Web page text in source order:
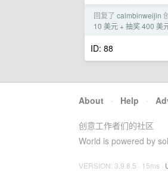
回复了 calmbinweijin
10 美元 + 抽奖 400 美
ID: 88
About · Help ·
创意工作者们的社区
World is powered by
VERSION: 3.9.8.5 · 15ms ·